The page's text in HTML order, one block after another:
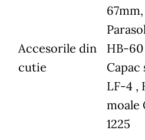
Accesorile din
cutie
67mm,
HB-60
Capac
LF-4 ,
moale
1225